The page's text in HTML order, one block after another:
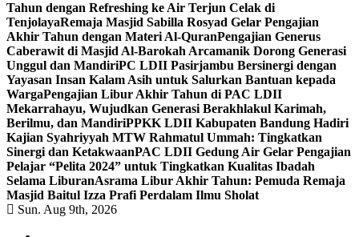
Tahun dengan Refreshing ke Air Terjun Celak di
TenjolayaRemaja Masjid Sabilla Rosyad Gelar Pengajian
Akhir Tahun dengan Materi Al-QuranPengajian Generus
Caberawit di Masjid Al-Barokah Arcamanik Dorong Generasi
Unggul dan MandiriPC LDII Pasirjambu Bersinergi dengan
Yayasan Insan Kalam Asih untuk Salurkan Bantuan kepada
WargaPengajian Libur Akhir Tahun di PAC LDII
Mekarrahayu, Wujudkan Generasi Berakhlakul Karimah,
Berilmu, dan MandiriPPKK LDII Kabupaten Bandung Hadiri
Kajian Syahriyyah MTW Rahmatul Ummah: Tingkatkan
Sinergi dan KetakwaanPAC LDII Gedung Air Gelar Pengajian
Pelajar “Pelita 2024” untuk Tingkatkan Kualitas Ibadah
Selama LiburanAsrama Libur Akhir Tahun: Pemuda Remaja
Masjid Baitul Izza Prafi Perdalam Ilmu Sholat
Sun. Aug 9th, 2026